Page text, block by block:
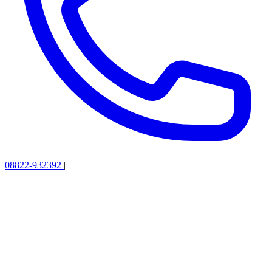
08822-932392 |